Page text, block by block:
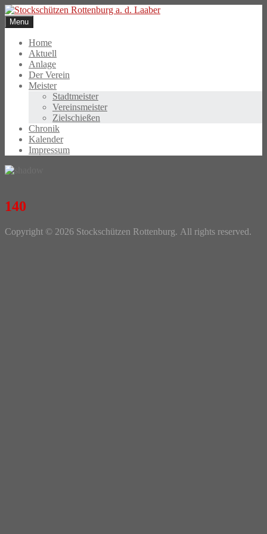
Skip
to
content
Menu
Home
Aktuell
Anlage
Der Verein
Meister
Stadtmeister
Vereinsmeister
Zielschießen
Chronik
Kalender
Impressum
140
Photo
Copyright © 2026 Stockschützen Rottenburg. All rights reserved.